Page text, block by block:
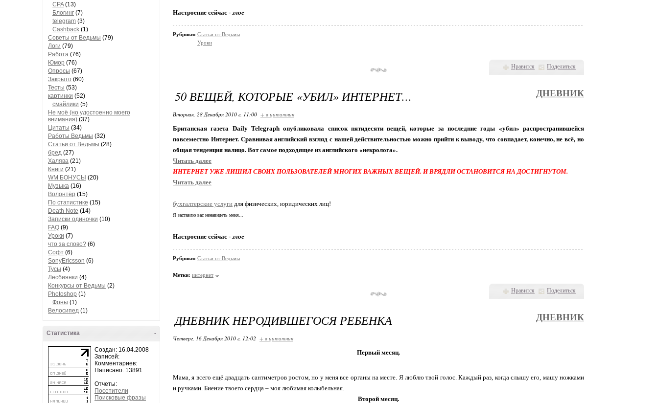
CPA(13)
Блогинг (7)
telegram (3)
Cashback (1)
Советы от Ведьмы (79)
Логи (79)
Работа (76)
Юмор (76)
Опросы (67)
Закрыто (60)
Тесты (53)
картинки (52)
смайлики (5)
Не моё (но удостоенно моего
внимания) (37)
Цитаты (34)
Работы Ведьмы (32)
Статьи от Ведьмы (28)
бред (27)
Халява (21)
Книги (21)
WM БОНУСЫ (20)
Музыка (16)
Волонтёр (15)
По статистике (15)
Death Note (14)
Записки одиночки (10)
FAQ (9)
Уроки (7)
что за слово? (6)
Софт (6)
SonyEricsson (6)
Тусы (4)
Лесбиянки (4)
Конкурсы от Ведьмы (2)
Photoshop (1)
Фоны (1)
Велосипед (1)
-
Статистика
Создан: 16.04.2008
Записей:
Комментариев:
Написано: 13891
Отчеты:
Посетители
Поисковые фразы
Нравится Поделиться
Настроение сейчас -злое
Рубрики: Статьи от Ведьмы
Уроки
Нравится Поделиться
50 ВЕЩЕЙ, КОТОРЫЕ «УБИЛ» ИНТЕРНЕТ… ДНЕВНИК
Вторник, 28 Декабря 2010 г. 11:00 + в цитатник
Британская газета Daily Telegraph опубликовала список пятидесяти вещей, которые за последние годы «убил» распространившейся
повсеместно Интернет. Сравнивая английский взгляд с нашей действительностью можно прийти к выводу, что совпадает, конечно, не всё, но
общая тенденция налицо. Вот самое подходящее из английского «некролога».
Читать далее
ИНТЕРНЕТ УЖЕ ЛИШИЛ СВОИХ ПОЛЬЗОВАТЕЛЕЙ МНОГИХ ВАЖНЫХ ВЕЩЕЙ. И ВРЯДЛИ ОСТАНОВИТСЯ НА ДОСТИГНУТОМ.
Читать далее
бухгалтерские услуги для физических, юридических лиц!
Я заставлю вас ненавидеть меня...
Настроение сейчас -злое
Рубрики: Статьи от Ведьмы
Метки: интернет
ДНЕВНИК НЕРОДИВШЕГОСЯ РЕБЕНКА ДНЕВНИК
Четверг, 16 Декабря 2010 г. 12:02 + в цитатник
Первый месяц.
Мама, я всего ещё двадцать сантиметров ростом, но у меня все органы на месте. Я люблю твой голос. Каждый раз, когда слышу его, машу ножками
и ручками. Биение твоего сердца – моя любимая колыбельная.
Второй месяц.